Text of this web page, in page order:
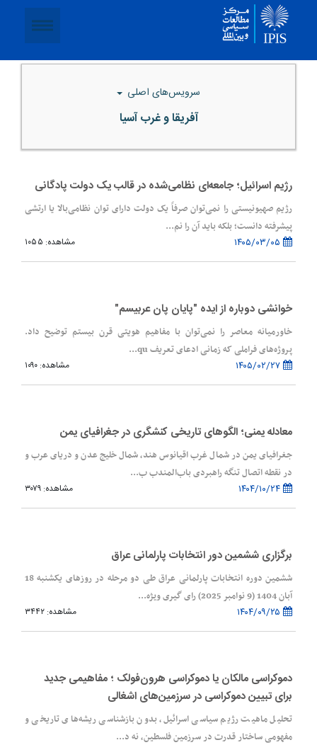
سرویس‌های اصلی
آفریقا و غرب آسیا
رژیم اسرائیل؛ جامعه‌ای نظامی‌شده در قالب یک دولت پادگانی
رژیم صهیونیستی را نمی‌توان صرفاً یک دولت دارای توان نظامی‌بالا یا ارتشی
پیشرفته دانست؛ بلکه باید آن را نم...
مشاهده: ۱۰۵۵
خوانشی دوباره از ایده "پایان پان عربیسم"
خاورمیانه معاصر را نمی‌توان با مفاهیم هویتی قرن بیستم توضیح داد.
پروژه‌های فراملی که زمانی ادعای تعریف qu...
مشاهده: ۱۰۹۰
معادله یمنی؛ الگوهای تاریخی کنشگری در جغرافیای یمن
جغرافیای یمن در شمال غرب اقیانوس هند، شمال خلیج عدن و دریای عرب و
در نقطه اتصال تنگه راهبردی باب‌المندب ب...
مشاهده: ۳۰۷۹
برگزاری ششمین دور انتخابات پارلمانی عراق
ششمین دوره انتخابات پارلمانی عراق طی دو مرحله در روزهای یکشنبه 18
آبان 1404 (9 نوامبر 2025) رای گیری ویژه...
مشاهده: ۳۴۴۲
دموکراسی مالکان یا دموکراسی هرون‌فولک ؛ مفاهیمی جدید
برای تبیین دموکراسی در سرزمین‌های اشغالی
تحلیل ماهیت رژیم سیاسی اسرائیل، بدون بازشناسی ریشه‌های تاریخی و
مفهومی ساختار قدرت در سرزمین فلسطین، نه د...